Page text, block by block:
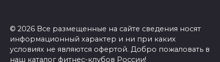
© 2026 Все размещенные на сайте сведения носят
информационный характер и ни при каких
условиях не являются офертой. Добро пожаловать в
наш каталог фитнес-клубов России!